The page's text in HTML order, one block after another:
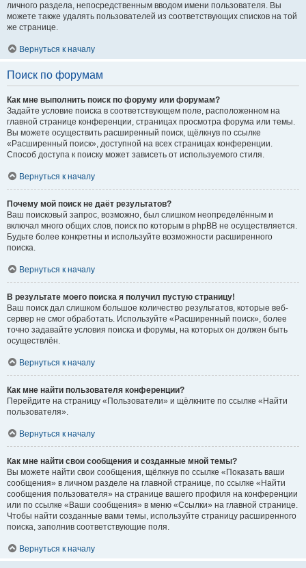
личного раздела, непосредственным вводом имени пользователя. Вы
можете также удалять пользователей из соответствующих списков на той
же странице.
Вернуться к началу
Поиск по форумам
Как мне выполнить поиск по форуму или форумам?
Задайте условие поиска в соответствующем поле, расположенном на
главной странице конференции, страницах просмотра форума или темы.
Вы можете осуществить расширенный поиск, щёлкнув по ссылке
«Расширенный поиск», доступной на всех страницах конференции.
Способ доступа к поиску может зависеть от используемого стиля.
Вернуться к началу
Почему мой поиск не даёт результатов?
Ваш поисковый запрос, возможно, был слишком неопределённым и
включал много общих слов, поиск по которым в phpBB не осуществляется.
Будьте более конкретны и используйте возможности расширенного
поиска.
Вернуться к началу
В результате моего поиска я получил пустую страницу!
Ваш поиск дал слишком большое количество результатов, которые веб-
сервер не смог обработать. Используйте «Расширенный поиск», более
точно задавайте условия поиска и форумы, на которых он должен быть
осуществлён.
Вернуться к началу
Как мне найти пользователя конференции?
Перейдите на страницу «Пользователи» и щёлкните по ссылке «Найти
пользователя».
Вернуться к началу
Как мне найти свои сообщения и созданные мной темы?
Вы можете найти свои сообщения, щёлкнув по ссылке «Показать ваши
сообщения» в личном разделе на главной странице, по ссылке «Найти
сообщения пользователя» на странице вашего профиля на конференции
или по ссылке «Ваши сообщения» в меню «Ссылки» на главной странице.
Чтобы найти созданные вами темы, используйте страницу расширенного
поиска, заполнив соответствующие поля.
Вернуться к началу